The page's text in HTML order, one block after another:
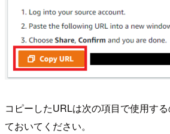
コピーしたURLは次の項目で使用す
ておいてください。